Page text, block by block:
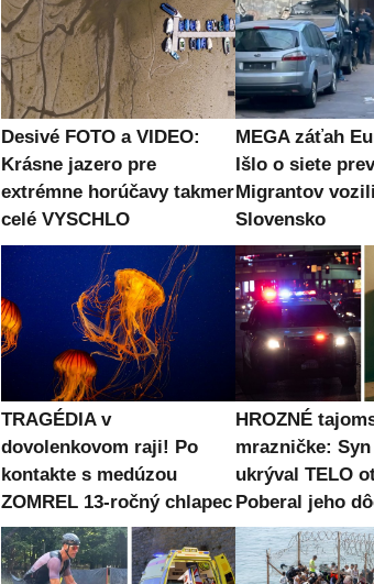
Desivé FOTO a VIDEO:
Krásne jazero pre
extrémne horúčavy takmer
celé VYSCHLO
MEGA záťah
Išlo o siete
Migrantov
Slovensko
TRAGÉDIA v
dovolenkovom raji! Po
kontakte s medúzou
ZOMREL 13-ročný chlapec
HROZNÉ
mrazničke:
ukrýval TELO
Poberal jeho